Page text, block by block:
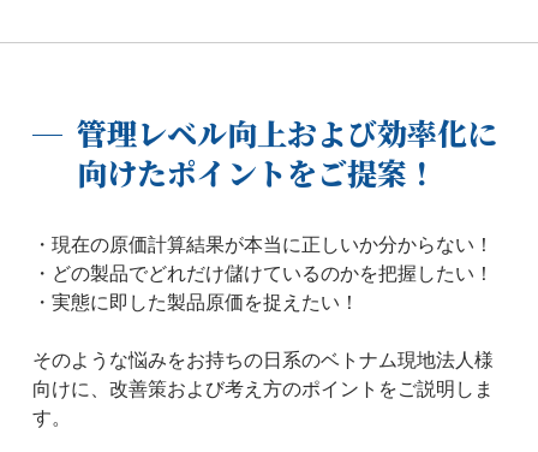
管理レベル向上および効率化に
向けたポイントをご提案！
・現在の原価計算結果が本当に正しいか分からない！
・どの製品でどれだけ儲けているのかを把握したい！
・実態に即した製品原価を捉えたい！
そのような悩みをお持ちの日系のベトナム現地法人様
向けに、改善策および考え方のポイントをご説明しま
す。